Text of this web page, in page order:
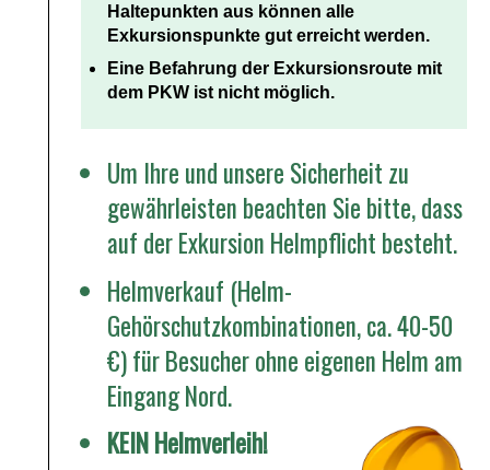
Haltepunkten aus können alle
Exkursionspunkte gut erreicht werden.
Eine Befahrung der Exkursionsroute mit
dem PKW ist nicht möglich.
Um Ihre und unsere Sicherheit zu
gewährleisten beachten Sie bitte, dass
auf der Exkursion Helmpflicht besteht.
Helmverkauf (Helm-
Gehörschutzkombinationen, ca. 40-50
€) für Besucher ohne eigenen Helm am
Eingang Nord.
KEIN Helmverleih!